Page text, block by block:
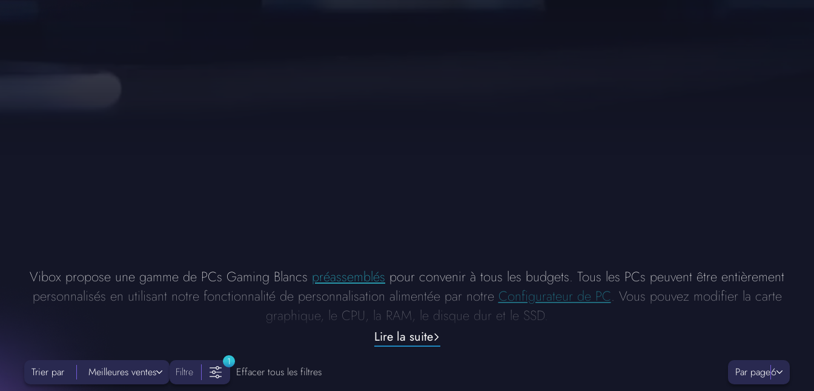
Vibox propose une gamme de PCs Gaming Blancs préassemblés pour convenir à tous les budgets. Tous les PCs peuvent être entièrement
personnalisés en utilisant notre fonctionnalité de personnalisation alimentée par notre Configurateur de PC. Vous pouvez modifier la carte
graphique, le CPU, la RAM, le disque dur et le SSD.
Lire la suite
Trier par Meilleures ventes Filtre
1
Effacer tous les filtres Par page6